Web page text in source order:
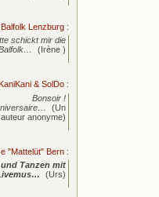
Balfolk Lenzburg :
schickt mir die
(Irène )
KaniKani & SolDo :
Bonsoir !
(Un
auteur anonyme)
"Mattelüt" Bern :
Tanzen mit
(Urs)